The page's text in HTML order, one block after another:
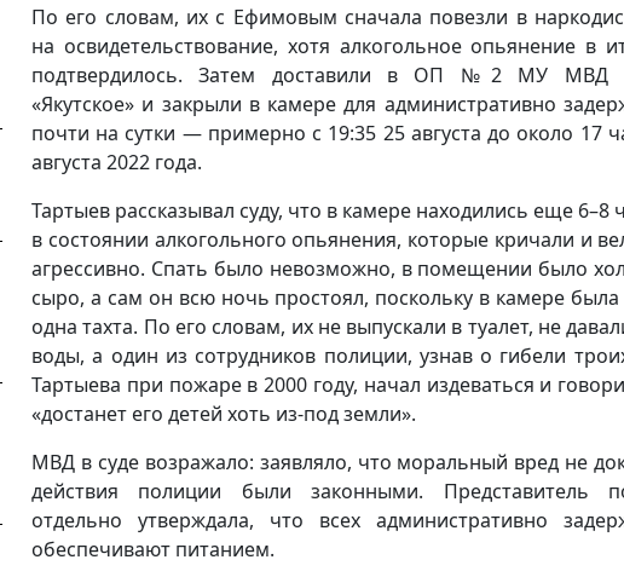
По его словам, их с Ефимовым сначала повезли в
на освидетельствование, хотя алкогольное опьянение в
подтвердилось. Затем доставили в ОП №2 МУ МВД
«Якутское» и закрыли в камере для административно
почти на сутки — примерно с 19:35 25 августа до около 17
августа 2022 года.
Тартыев рассказывал суду, что в камере находились еще 6–8
в состоянии алкогольного опьянения, которые кричали и
агрессивно. Спать было невозможно, в помещении было
сыро, а сам он всю ночь простоял, поскольку в камере была
одна тахта. По его словам, их не выпускали в туалет, не
воды, а один из сотрудников полиции, узнав о гибели
Тартыева при пожаре в 2000 году, начал издеваться и
«достанет его детей хоть из-под земли».
МВД в суде возражало: заявляло, что моральный вред не
действия полиции были законными. Представитель
отдельно утверждала, что всех административно
обеспечивают питанием.